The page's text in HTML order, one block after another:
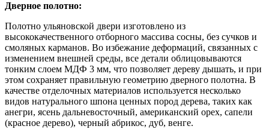
Дверное полотно:
Полотно ульяновской двери изготовлено из
высококачественного отборного массива сосны, без сучков и
смоляных карманов. Во избежание деформаций, связанных с
изменением внешней среды, все детали облицовываются
тонким слоем МДФ 3 мм, что позволяет дереву дышать, и при
этом сохраняет правильную геометрию дверного полотна. В
качестве отделочных материалов используется несколько
видов натурального шпона ценных пород дерева, таких как
анегри, ясень дальневосточный, американский орех, сапели
(красное дерево), черный абрикос, дуб, венге.